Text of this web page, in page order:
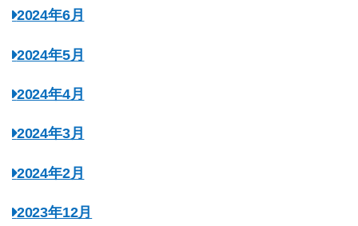
2024年6月
2024年5月
2024年4月
2024年3月
2024年2月
2023年12月